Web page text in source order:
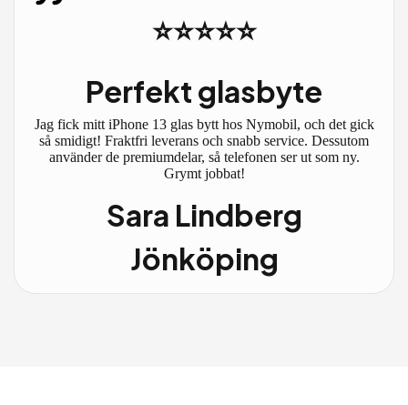
⭐⭐⭐⭐⭐
Perfekt glasbyte
Jag fick mitt iPhone 13 glas bytt hos Nymobil, och det gick
så smidigt! Fraktfri leverans och snabb service. Dessutom
använder de premiumdelar, så telefonen ser ut som ny.
Grymt jobbat!
Sara Lindberg
Jönköping